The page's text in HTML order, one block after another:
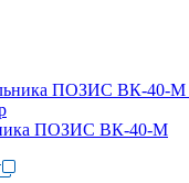
ПОЗИС ВК-40-М